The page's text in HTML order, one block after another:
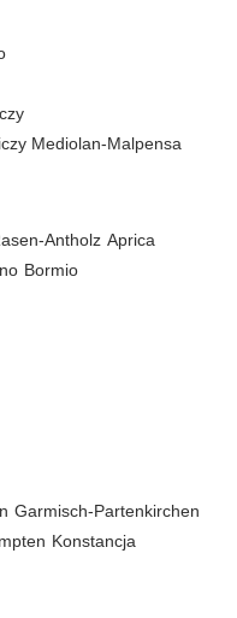
Mediolan-Malpensa
Antholz Aprica
Bormio
Garmisch-Partenkirchen
Konstancja